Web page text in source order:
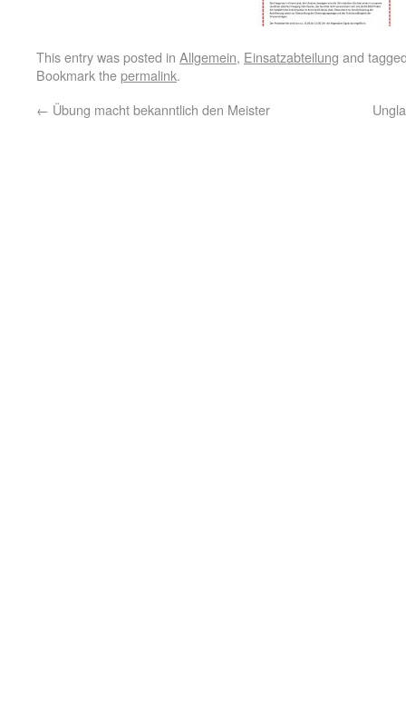
This entry was posted in Allgemein, Einsatzabteilung and
Bookmark thepermalink.
← Übung macht bekanntlich den Meister